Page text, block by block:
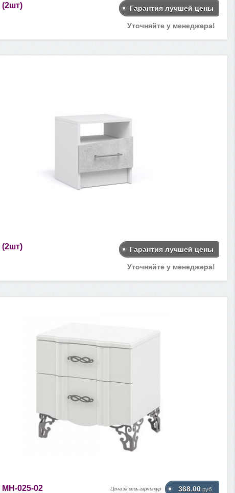
(2шт) Гарантия лучшей цены
Уточняйте у менеджера!
(2шт) Гарантия лучшей цены
Уточняйте у менеджера!
МН-025-02 Цена за весь гарнитур 368.00 руб.